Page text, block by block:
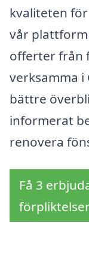
kvaliteten
vår
offerter från
verksamma i
bättre
informerat
renovera
Få 3